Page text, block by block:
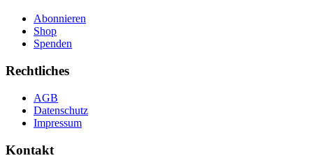
Abonnieren
Shop
Spenden
Rechtliches
AGB
Datenschutz
Impressum
Kontakt